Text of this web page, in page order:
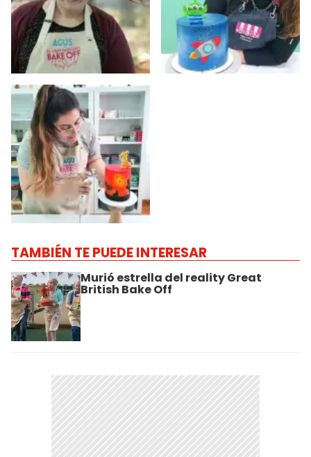
TAMBIÉN TE PUEDE INTERESAR
Murió estrella del reality Great
British Bake Off